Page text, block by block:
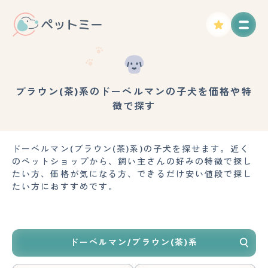
ブラウン(茶)系のドーベルマンの子犬を価格や特
徴で探す
ドーベルマン(ブラウン(茶)系)の子犬を探せます。近く
のペットショップから、飼い主さんの好みの特徴で探し
たい方、価格が気になる方、できるだけ安い値段で探し
たい方におすすめです。
ドーベルマン/ブラウン(茶)系